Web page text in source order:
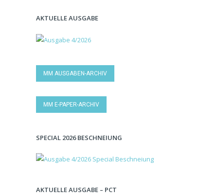
AKTUELLE AUSGABE
MM AUSGABEN-ARCHIV
MM E-PAPER-ARCHIV
SPECIAL 2026 BESCHNEIUNG
AKTUELLE AUSGABE – PCT